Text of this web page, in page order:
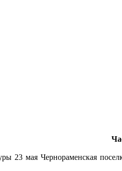
23 мая Чернораменская